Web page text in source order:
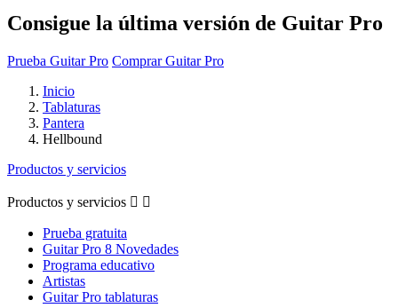
Consigue la última versión de Guitar Pro
Prueba Guitar Pro Comprar Guitar Pro
Inicio
Tablaturas
Pantera
Hellbound
Productos y servicios
Productos y servicios  
Prueba gratuita
Guitar Pro 8 Novedades
Programa educativo
Artistas
Guitar Pro tablaturas